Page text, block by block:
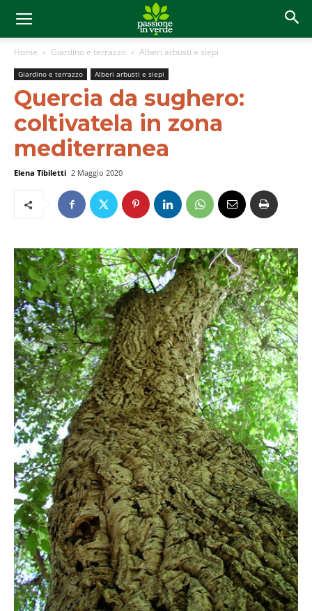
Home Giardino e terrazzo Alberi arbusti e siepi
Giardino e terrazzo Alberi arbusti e siepi
Quercia da sughero:
coltivatela in zona
mediterranea
Elena Tibiletti 2 Maggio 2020